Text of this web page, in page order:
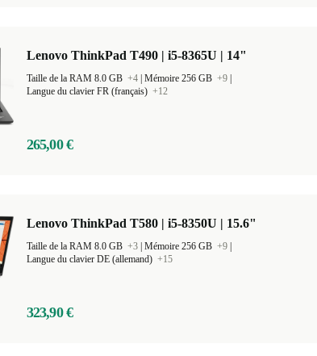
Lenovo ThinkPad T490 | i5-8365U | 14"
Taille de la RAM 8.0 GB +4 Mémoire 256 GB +9
Langue du clavier FR (français) +12
265,00 €
Lenovo ThinkPad T580 | i5-8350U | 15.6"
Taille de la RAM 8.0 GB +3 Mémoire 256 GB +9
Langue du clavier DE (allemand) +15
323,90 €